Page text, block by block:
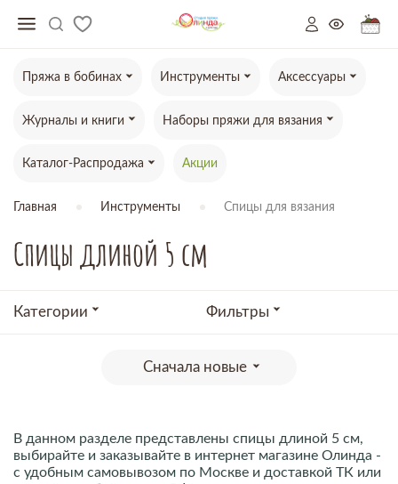
Пряжа в бобинах Инструменты Аксессуары
Журналы и книги Наборы пряжи для вязания
Каталог-Распродажа Акции
Главная Инструменты Спицы для вязания
Спицы длиной 5 см
Категории Фильтры
Сначала новые
В данном разделе представлены спицы длиной 5 см,
выбирайте и заказывайте в интернет магазине Олинда -
с удобным самовывозом по Москве и доставкой ТК или